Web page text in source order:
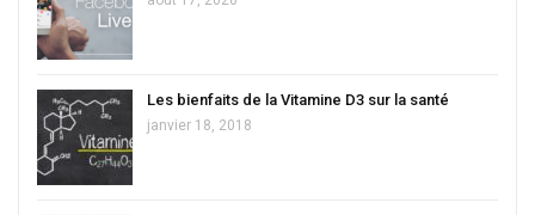
Les bienfaits de la Vitamine D3 sur la santé
janvier 18, 2018